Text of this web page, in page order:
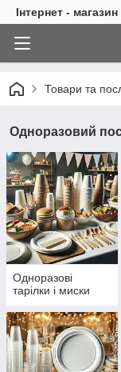
Інтернет -
Товари та
Одноразовий
Одноразові
тарілки і миски